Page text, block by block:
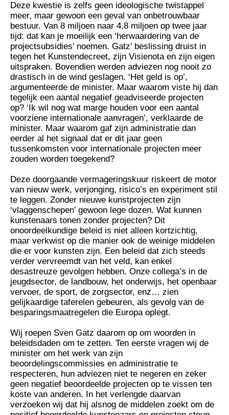
Deze kwestie is zelfs geen ideologische twistappel
meer, maar gewoon een geval van onbetrouwbaar
bestuur. Van 8 miljoen naar 4,8 miljoen op twee jaar
tijd: dat kan je moeilijk een ‘herwaardering van de
projectsubsidies’ noemen. Gatz’ beslissing druist in
tegen het Kunstendecreet, zijn Visienota en zijn eigen
uitspraken. Bovendien werden adviezen nog nooit zo
drastisch in de wind geslagen. ‘Het geld is op’,
argumenteerde de minister. Maar waarom viste hij dan
tegelijk een aantal negatief geadviseerde projecten
op? ‘Ik wil nog wat marge houden voor een aantal
voorziene internationale aanvragen’, verklaarde de
minister. Maar waarom gaf zijn administratie dan
eerder al het signaal dat er dit jaar geen
tussenkomsten voor internationale projecten meer
zouden worden toegekend?
Deze doorgaande vermageringskuur riskeert de motor
van nieuw werk, verjonging, risico’s en experiment stil
te leggen. Zonder nieuwe kunstprojecten zijn
‘vlaggenschepen’ gewoon lege dozen. Wat kunnen
kunstenaars tonen zonder projecten? Dit
onoordeelkundige beleid is niet alleen kortzichtig,
maar verkwist op die manier ook de weinige middelen
die er voor kunsten zijn. Een beleid dat zich steeds
verder vervreemdt van het veld, kan enkel
desastreuze gevolgen hebben. Onze collega’s in de
jeugdsector, de landbouw, het onderwijs, het openbaar
vervoer, de sport, de zorgsector, enz… zien
gelijkaardige taferelen gebeuren, als gevolg van de
besparingsmaatregelen die Europa oplegt.
Wij roepen Sven Gatz daarom op om woorden in
beleidsdaden om te zetten. Ten eerste vragen wij de
minister om het werk van zijn
beoordelingscommissies en administratie te
respecteren, hun adviezen niet te negeren en zeker
geen negatief beoordeelde projecten op te vissen ten
koste van anderen. In het verlengde daarvan
verzoeken wij dat hij alsnog de middelen zoekt om de